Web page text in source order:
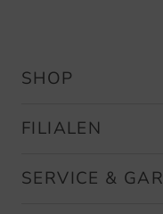
SHOP
FILIALEN
SERVICE &